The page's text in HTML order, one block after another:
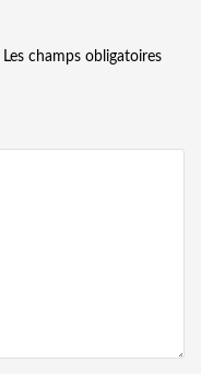
Les champs obligatoires